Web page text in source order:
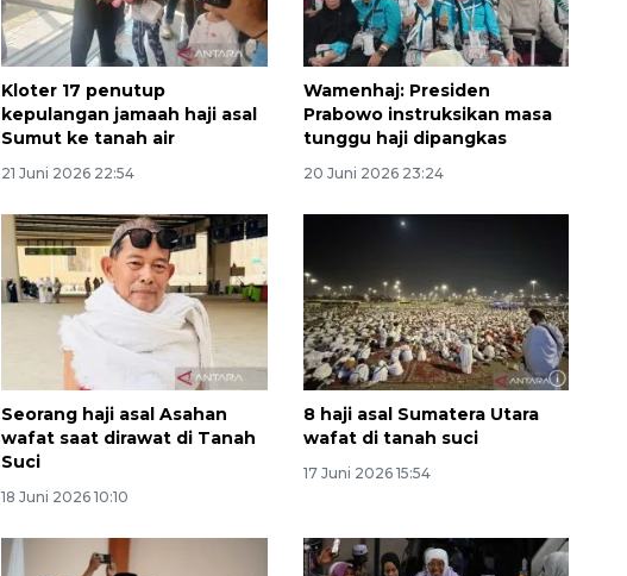
Kloter 17 penutup
kepulangan jamaah haji asal
Sumut ke tanah air
21 Juni 2026 22:54
Wamenhaj: Presiden
Prabowo instruksikan masa
tunggu haji dipangkas
20 Juni 2026 23:24
Seorang haji asal Asahan
wafat saat dirawat di Tanah
Suci
18 Juni 2026 10:10
8 haji asal Sumatera Utara
wafat di tanah suci
17 Juni 2026 15:54
Waspadai penyakit saat
musim kemarau